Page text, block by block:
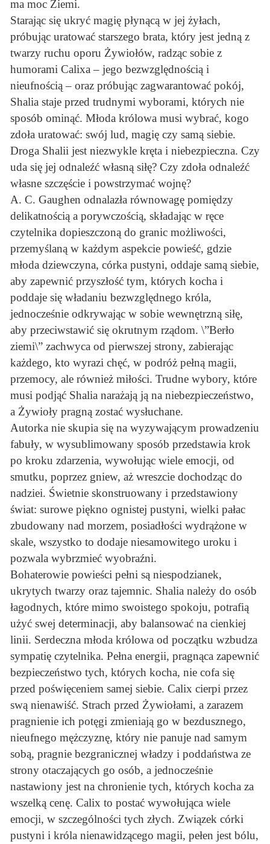
ma moc Ziemi.
Starając się ukryć magię płynącą w jej żyłach,
próbując uratować starszego brata, który jest jedną z
twarzy ruchu oporu Żywiołów, radząc sobie z
humorami Calixa – jego bezwzględnością i
nieufnością – oraz próbując zagwarantować pokój,
Shalia staje przed trudnymi wyborami, których nie
sposób ominąć. Młoda królowa musi wybrać, kogo
zdoła uratować: swój lud, magię czy samą siebie.
Droga Shalii jest niezwykle kręta i niebezpieczna. Czy
uda się jej odnaleźć własną siłę? Czy zdoła odnaleźć
własne szczęście i powstrzymać wojnę?
A. C. Gaughen odnalazła równowagę pomiędzy
delikatnością a porywczością, składając w ręce
czytelnika dopieszczoną do granic możliwości,
przemyślaną w każdym aspekcie powieść, gdzie
młoda dziewczyna, córka pustyni, oddaje samą siebie,
aby zapewnić przyszłość tym, których kocha i
poddaje się władaniu bezwzględnego króla,
jednocześnie odkrywając w sobie wewnętrzną siłę,
aby przeciwstawić się okrutnym rządom. \”Berło
ziemi\” zachwyca od pierwszej strony, zabierając
każdego, kto wyrazi chęć, w podróż pełną magii,
przemocy, ale również miłości. Trudne wybory, które
musi podjąć Shalia narażają ją na niebezpieczeństwo,
a Żywioły pragną zostać wysłuchane.
Autorka nie skupia się na wyzywającym prowadzeniu
fabuły, w wysublimowany sposób przedstawia krok
po kroku zdarzenia, wywołując wiele emocji, od
smutku, poprzez gniew, aż wreszcie dochodząc do
nadziei. Świetnie skonstruowany i przedstawiony
świat: surowe piękno ognistej pustyni, wielki pałac
zbudowany nad morzem, posiadłości wydrążone w
skale, wszystko to dodaje niesamowitego uroku i
pozwala wybrzmieć wyobraźni.
Bohaterowie powieści pełni są niespodzianek,
ukrytych twarzy oraz tajemnic. Shalia należy do osób
łagodnych, które mimo swoistego spokoju, potrafią
użyć swej determinacji, aby balansować na cienkiej
linii. Serdeczna młoda królowa od początku wzbudza
sympatię czytelnika. Pełna energii, pragnąca zapewnić
bezpieczeństwo tych, których kocha, nie cofa się
przed poświęceniem samej siebie. Calix cierpi przez
swą nienawiść. Strach przed Żywiołami, a zarazem
pragnienie ich potęgi zmieniają go w bezdusznego,
nieufnego mężczyznę, który nie panuje nad samym
sobą, pragnie bezgranicznej władzy i poddaństwa ze
strony otaczających go osób, a jednocześnie
nastawiony jest na chronienie tych, których kocha za
wszelką cenę. Calix to postać wywołująca wiele
emocji, w szczególności tych złych. Związek córki
pustyni i króla nienawidzącego magii, pełen jest bólu,